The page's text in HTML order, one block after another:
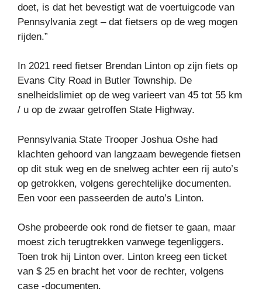
doet, is dat het bevestigt wat de voertuigcode van
Pennsylvania zegt – dat fietsers op de weg mogen
rijden.”
In 2021 reed fietser Brendan Linton op zijn fiets op
Evans City Road in Butler Township. De
snelheidslimiet op de weg varieert van 45 tot 55 km
/ u op de zwaar getroffen State Highway.
Pennsylvania State Trooper Joshua Oshe had
klachten gehoord van langzaam bewegende fietsen
op dit stuk weg en de snelweg achter een rij auto’s
op getrokken, volgens gerechtelijke documenten.
Een voor een passeerden de auto’s Linton.
Oshe probeerde ook rond de fietser te gaan, maar
moest zich terugtrekken vanwege tegenliggers.
Toen trok hij Linton over. Linton kreeg een ticket
van $ 25 en bracht het voor de rechter, volgens
case -documenten.